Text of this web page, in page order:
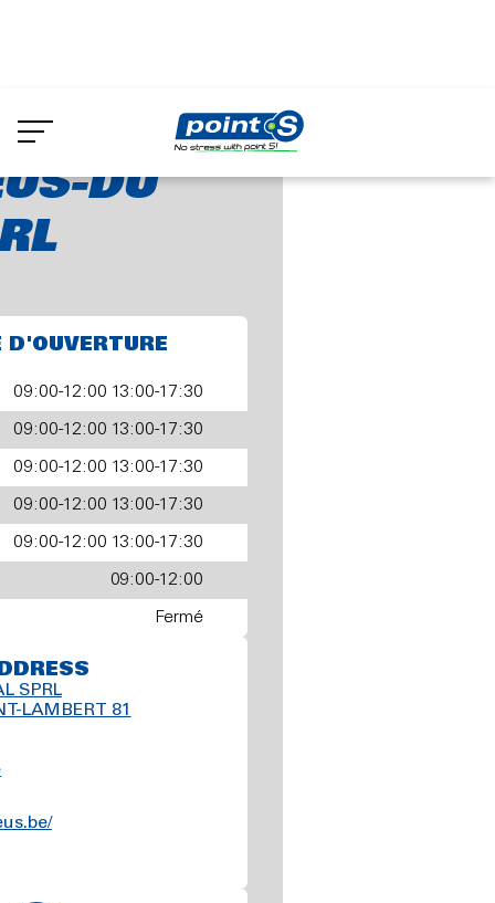
au
contenu
DU
D'OUVERTURE
09:00-12:00 13:00-17:30
09:00-12:00 13:00-17:30
09:00-12:00 13:00-17:30
09:00-12:00 13:00-17:30
09:00-12:00 13:00-17:30
09:00-12:00
Fermé
SPRL
LAMBERT 81